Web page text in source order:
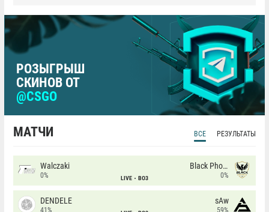
РОЗЫГРЫШ
СКИНОВ ОТ
@CSGO
МАТЧИ ВСЕ РЕЗУЛЬТАТЫ
Walczaki
0% LIVE BO3
Black Phoenix
0%
DENDELE
41%
sAw
59%